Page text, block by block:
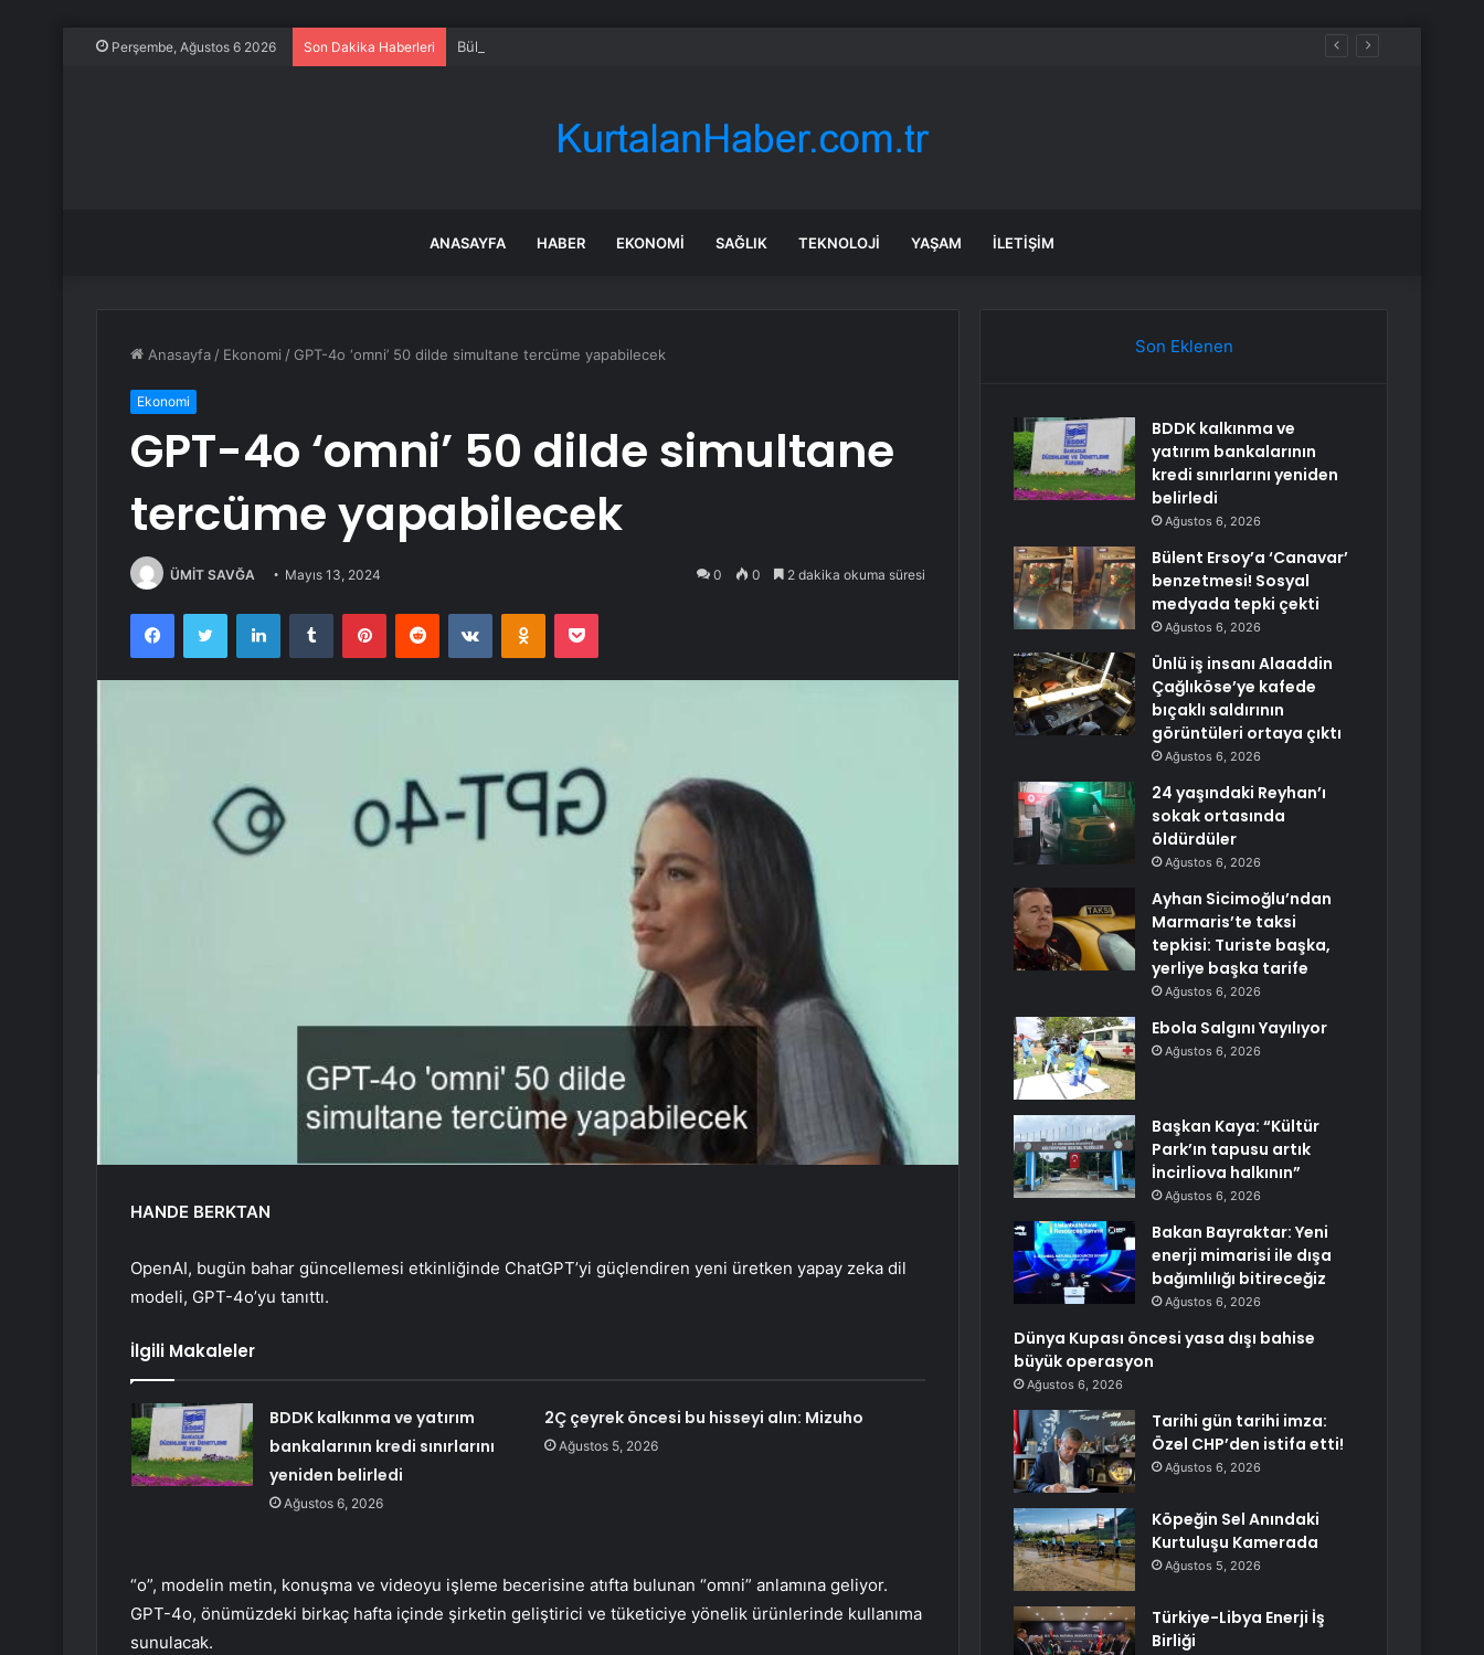
Perşembe, Ağustos 6 2026 Son Dakika Haberleri Bülent Ersoy’a ‘Canavar’ benzetmesi! Sosyal medyada tepki çekti
ANASAYFA HABER EKONOMI SAĞLIK TEKNOLOJI YAŞAM İLETIŞIM
Anasayfa / Ekonomi / GPT-4o ‘omni’ 50 dilde simultane tercüme yapabilecek
Ekonomi
GPT-4o ‘omni’ 50 dilde simultane
tercüme yapabilecek
ÜMİT SAVĞA Mayıs 13, 2024 0 0 2 dakika okuma süresi
FacebookTwitter LinkedInTumblr PinterestReddit VKontakteOdnoklassniki
Pocket
HANDE BERKTAN
OpenAI, bugün bahar güncellemesi etkinliğinde ChatGPT’yi güçlendiren yeni üretken yapay zeka dil
modeli, GPT-4o’yu tanıttı.
İlgili Makaleler
BDDK kalkınma ve yatırım
bankalarının kredi sınırlarını
yeniden belirledi
Ağustos 6, 2026
2Ç çeyrek öncesi bu hisseyi alın: Mizuho
Ağustos 5, 2026
“o”, modelin metin, konuşma ve videoyu işleme becerisine atıfta bulunan “omni” anlamına geliyor.
GPT-4o, önümüzdeki birkaç hafta içinde şirketin geliştirici ve tüketiciye yönelik ürünlerinde kullanıma
sunulacak.
Son Eklenen
BDDK kalkınma ve
yatırım bankalarının
kredi sınırlarını yeniden
belirledi
Ağustos 6, 2026
Bülent Ersoy’a ‘Canavar’
benzetmesi! Sosyal
medyada tepki çekti
Ağustos 6, 2026
Ünlü iş insanı Alaaddin
Çağlıköse’ye kafede
bıçaklı saldırının
görüntüleri ortaya çıktı
Ağustos 6, 2026
24 yaşındaki Reyhan’ı
sokak ortasında
öldürdüler
Ağustos 6, 2026
Ayhan Sicimoğlu’ndan
Marmaris’te taksi
tepkisi: Turiste başka,
yerliye başka tarife
Ağustos 6, 2026
Ebola Salgını Yayılıyor
Ağustos 6, 2026
Başkan Kaya: “Kültür
Park’ın tapusu artık
İncirliova halkının”
Ağustos 6, 2026
Bakan Bayraktar: Yeni
enerji mimarisi ile dışa
bağımlılığı bitireceğiz
Ağustos 6, 2026
Dünya Kupası öncesi yasa dışı bahise
büyük operasyon
Ağustos 6, 2026
Tarihi gün tarihi imza:
Özel CHP’den istifa etti!
Ağustos 6, 2026
Köpeğin Sel Anındaki
Kurtuluşu Kamerada
Ağustos 5, 2026
Türkiye-Libya Enerji İş
Birliği